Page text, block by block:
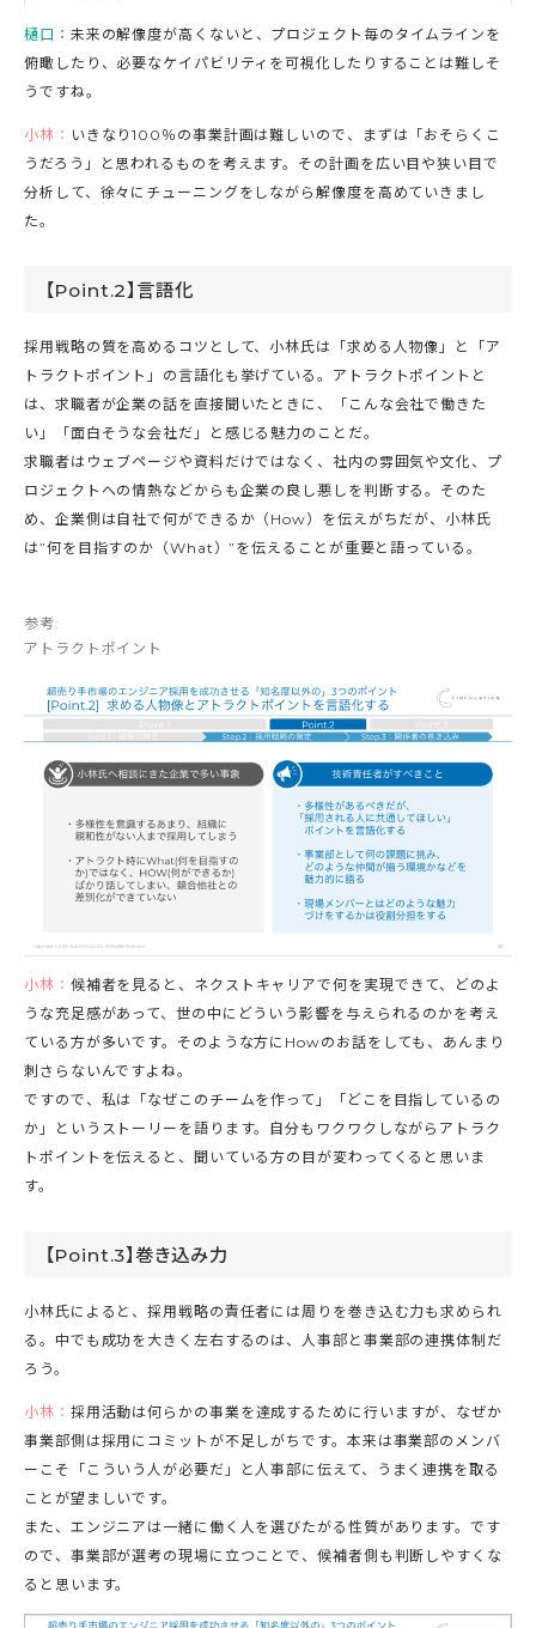
樋口： 未来の解像度が高くないと、プロジェクト毎のタイムラインを
俯瞰したり、必要なケイパビリティを可視化したりすることは難しそ
うですね。
小林： いきなり100％の事業計画は難しいので、まずは「おそらくこ
うだろう」と思われるものを考えます。その計画を広い目や狭い目で
分析して、徐々にチューニングをしながら解像度を高めていきまし
た。
【Point.2】言語化
採用戦略の質を高めるコツとして、小林氏は「求める人物像」と「ア
トラクトポイント」の言語化も挙げている。アトラクトポイントと
は、求職者が企業の話を直接聞いたときに、「こんな会社で働きた
い」「面白そうな会社だ」と感じる魅力のことだ。
求職者はウェブページや資料だけではなく、社内の雰囲気や文化、プ
ロジェクトへの情熱などからも企業の良し悪しを判断する。そのた
め、企業側は自社で何ができるか（How）を伝えがちだが、小林氏
は”何を目指すのか（What）”を伝えることが重要と語っている。
参考:
アトラクトポイント
小林： 候補者を見ると、ネクストキャリアで何を実現できて、どのよ
うな充足感があって、世の中にどういう影響を与えられるのかを考え
ている方が多いです。そのような方にHowのお話をしても、あんまり
刺さらないんですよね。
ですので、私は「なぜこのチームを作って」「どこを目指しているの
か」というストーリーを語ります。自分もワクワクしながらアトラク
トポイントを伝えると、聞いている方の目が変わってくると思いま
す。
【Point.3】巻き込み力
小林氏によると、採用戦略の責任者には周りを巻き込む力も求められ
る。中でも成功を大きく左右するのは、人事部と事業部の連携体制だ
ろう。
小林： 採用活動は何らかの事業を達成するために行いますが、なぜか
事業部側は採用にコミットが不足しがちです。本来は事業部のメンバ
ーこそ「こういう人が必要だ」と人事部に伝えて、うまく連携を取る
ことが望ましいです。
また、エンジニアは一緒に働く人を選びたがる性質があります。です
ので、事業部が選考の現場に立つことで、候補者側も判断しやすくな
ると思います。